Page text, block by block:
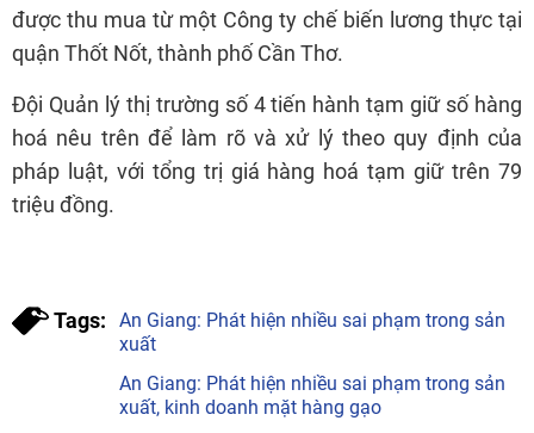
được thu mua từ một Công ty chế biến lương thực tại
quận Thốt Nốt, thành phố Cần Thơ.
Đội Quản lý thị trường số 4 tiến hành tạm giữ số hàng
hoá nêu trên để làm rõ và xử lý theo quy định của
pháp luật, với tổng trị giá hàng hoá tạm giữ trên 79
triệu đồng.
Tags:
An Giang: Phát hiện nhiều sai phạm trong sản
xuất
An Giang: Phát hiện nhiều sai phạm trong sản
xuất, kinh doanh mặt hàng gạo